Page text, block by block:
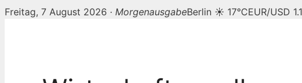
Freitag, 7 August 2026 · MorgenausgabeBerlin ☀ 17°CEUR/USD